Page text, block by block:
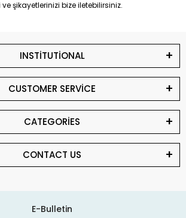
ve şikayetlerinizi bize iletebilirsiniz.
INSTİTUTİONAL
CUSTOMER SERVİCE
CATEGORİES
CONTACT US
E-Bulletin